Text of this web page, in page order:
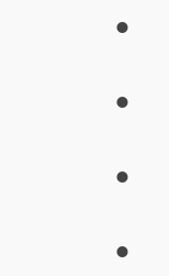
•
•
•
•